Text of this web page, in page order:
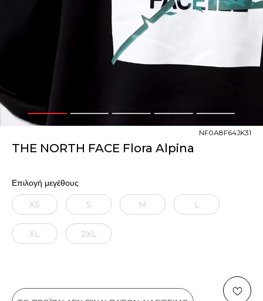
1 2 3 4 5
THE NORTH FACE Flora Alpina
NF0A8F64JK31
Επιλογή μεγέθους
XS S M L
XL 2XL